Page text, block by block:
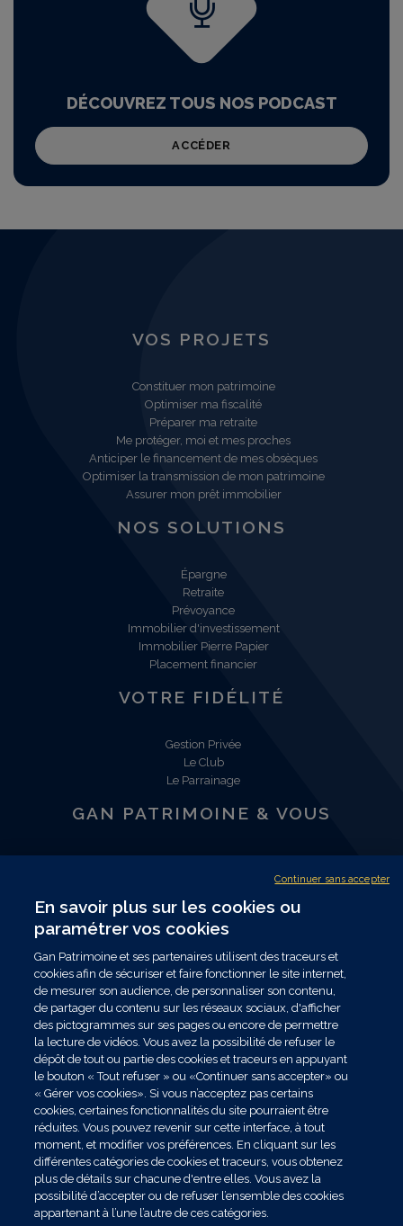
DÉCOUVREZ TOUS NOS PODCAST
ACCÉDER
VOS PROJETS
Constituer mon patrimoine
Optimiser ma fiscalité
Préparer ma retraite
Me protéger, moi et mes proches
Anticiper le financement de mes obsèques
Optimiser la transmission de mon patrimoine
Assurer mon prêt immobilier
NOS SOLUTIONS
Épargne
Retraite
Prévoyance
Immobilier d'investissement
Immobilier Pierre Papier
Placement financier
VOTRE FIDÉLITÉ
Gestion Privée
Le Club
Le Parrainage
GAN PATRIMOINE & VOUS
Nous contacter
Trouver un conseiller
NOUS SUIVRE
Les données collectées par Gan Patrimoine, nécessaires au traitement de votre
demande dans le cadre de nos relations commerciales ou contractuelles, sont
exclusivement destinées à nos services internes. Vous disposez de droits sur ces
données que vous pouvez exercer en vous adressant par mail à
contact.drpo@ganpatrimoine.fr ou par courrier postal à Gan Patrimoine -
Correspondant Relais Informatique et Libertés - 150 Rue d'Athènes - CS30022 -
59777 Euralille. Toutes informations complémentaires sur les traitements de
données mis en oeuvre sont disponibles sur notre Politique de protection des
données et notre Politique cookies accessibles en ligne. Lire toutes les mentions
légales de Gan Patrimoine.
© Ce site est proposé par Gan Patrimoine. Une réalisation Celuga.fr
En savoir plus sur les cookies ou
paramétrer vos cookies
Gan Patrimoine et ses partenaires utilisent des traceurs et
cookies afin de sécuriser et faire fonctionner le site internet,
de mesurer son audience, de personnaliser son contenu,
de partager du contenu sur les réseaux sociaux, d'afficher
des pictogrammes sur ses pages ou encore de permettre
la lecture de vidéos. Vous avez la possibilité de refuser le
dépôt de tout ou partie des cookies et traceurs en appuyant
le bouton « Tout refuser » ou «Continuer sans accepter» ou
« Gérer vos cookies». Si vous n’acceptez pas certains
cookies, certaines fonctionnalités du site pourraient être
réduites. Vous pouvez revenir sur cette interface, à tout
moment, et modifier vos préférences. En cliquant sur les
différentes catégories de cookies et traceurs, vous obtenez
plus de détails sur chacune d'entre elles. Vous avez la
possibilité d’accepter ou de refuser l’ensemble des cookies
appartenant à l’une l’autre de ces catégories.
Continuer sans accepter